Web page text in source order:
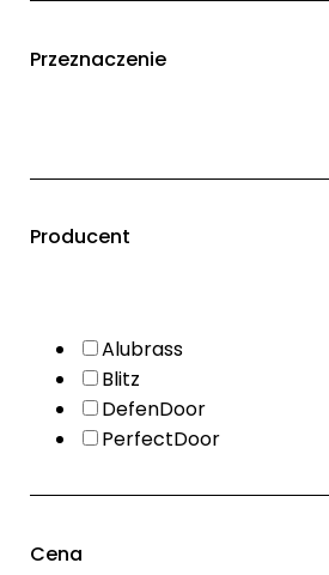
Przeznaczenie
Producent
Alubrass
Blitz
DefenDoor
PerfectDoor
Cena